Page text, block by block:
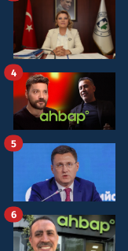
4
5
6